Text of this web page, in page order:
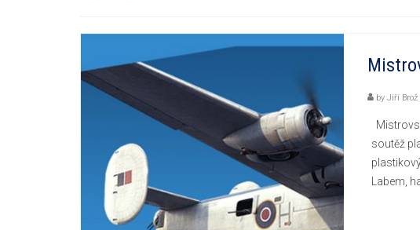
by Jiří Brož
soutěž
Labem,